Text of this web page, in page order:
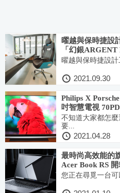
曜越與保時捷設
「幻銀ARGENT
曜越與保時捷設計
2021.09.30
Philips X
吋智慧電視
不知道大家都怎
要...
2021.04.28
最時尚高效能的
Acer Book RS 開
您正在尋覓一台可